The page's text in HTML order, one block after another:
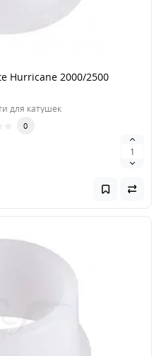
Hurricane 2000/2500
для катушек
0